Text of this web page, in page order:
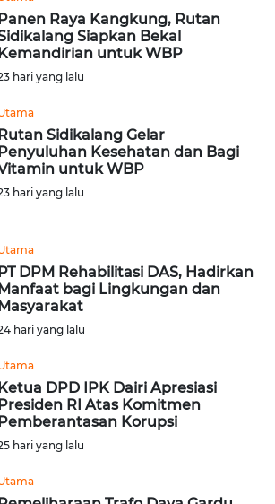
Raya Kangkung, Rutan
Siapkan Bekal
untuk WBP
hari yang lalu
Sidikalang Gelar
Kesehatan dan Bagi
untuk WBP
hari yang lalu
DPM Rehabilitasi DAS, Hadirkan
bagi Lingkungan dan
hari yang lalu
DPD IPK Dairi Apresiasi
RI Atas Komitmen
Korupsi
hari yang lalu